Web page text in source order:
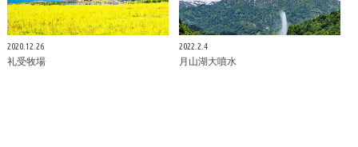
2020.12.26
礼受牧場
2022.2.4
月山湖大噴水